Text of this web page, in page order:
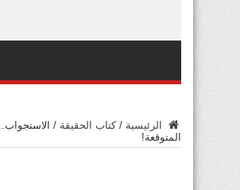
الرئيسية / كتاب الحقيقة /
المتوقعة!